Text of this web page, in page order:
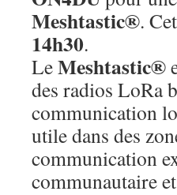
Meshtastic®.
14h30.
LeMeshtastic®
des radios LoRa
communication
utile dans des
communication
communautaire